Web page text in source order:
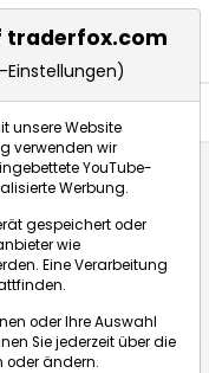
Sommer knap...
DPA-AFX COMPACT
traderfox.com
Einstellungen)
unsere Website
verwenden wir
YouTube-
Werbung.
gespeichert oder
wie
Eine Verarbeitung
oder Ihre Auswahl
Sie jederzeit über die
oder ändern.